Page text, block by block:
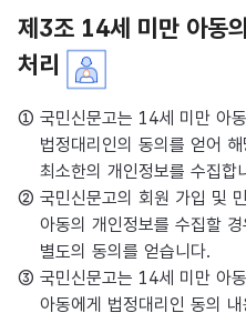
제3조 14세 미만 아동
처리
① 국민신문고는 14세 미만 아
법정대리인의 동의를 얻어
최소한의 개인정보를 수집합
② 국민신문고의 회원 가입 및
아동의 개인정보를 수집할
별도의 동의를 얻습니다.
③ 국민신문고는 14세 미만 아
아동에게 법정대리인 동의